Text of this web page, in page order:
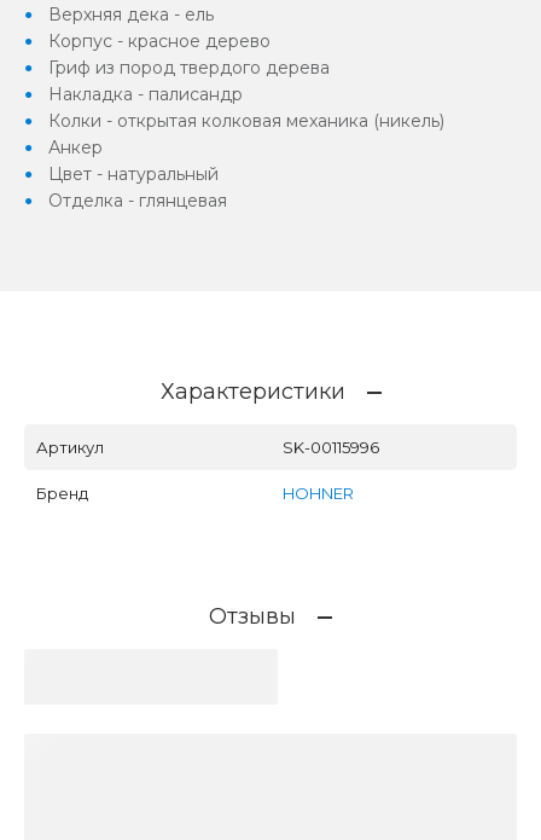
Верхняя дека - ель
Корпус - красное дерево
Гриф из пород твердого дерева
Накладка - палисандр
Колки - открытая колковая механика (никель)
Анкер
Цвет - натуральный
Отделка - глянцевая
Характеристики
Артикул SK-00115996
Бренд HOHNER
Отзывы